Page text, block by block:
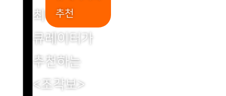
추천
최미옥
큐레이터가
추천하는
<조각보>